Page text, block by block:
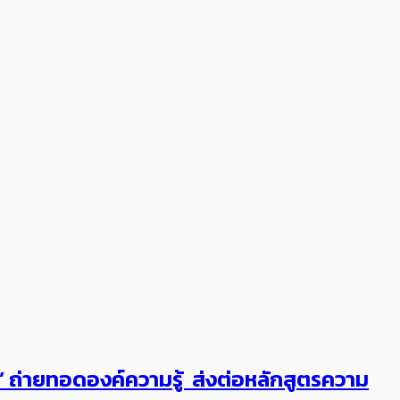
ถ่ายทอดองค์ความรู้ ส่งต่อหลักสูตรความ